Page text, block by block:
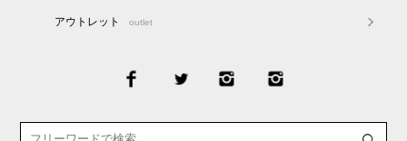
アウトレット outlet